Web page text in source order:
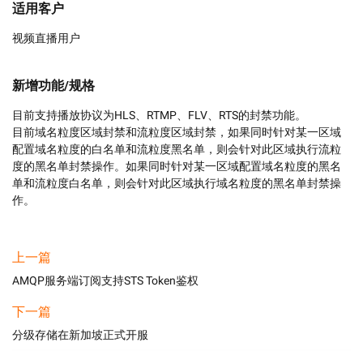
适用客户
视频直播用户
新增功能/规格
目前支持播放协议为HLS、RTMP、FLV、RTS的封禁功能。
目前域名粒度区域封禁和流粒度区域封禁，如果同时针对某一区域
配置域名粒度的白名单和流粒度黑名单，则会针对此区域执行流粒
度的黑名单封禁操作。如果同时针对某一区域配置域名粒度的黑名
单和流粒度白名单，则会针对此区域执行域名粒度的黑名单封禁操
作。
上一篇
AMQP服务端订阅支持STS Token鉴权
下一篇
分级存储在新加坡正式开服